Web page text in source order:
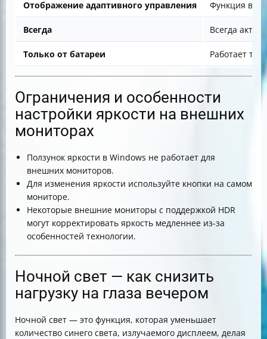
Отображение адаптивного управления Функция
Всегда Всегда
Только от батареи Работает
Ограничения и особенности
настройки яркости на внешних
мониторах
Ползунок яркости в Windows не работает для
внешних мониторов.
Для изменения яркости используйте кнопки на самом
мониторе.
Некоторые внешние мониторы с поддержкой HDR
могут корректировать яркость медленнее из-за
особенностей технологии.
Ночной свет — как снизить
нагрузку на глаза вечером
Ночной свет — это функция, которая уменьшает
количество синего света, излучаемого дисплеем, делая